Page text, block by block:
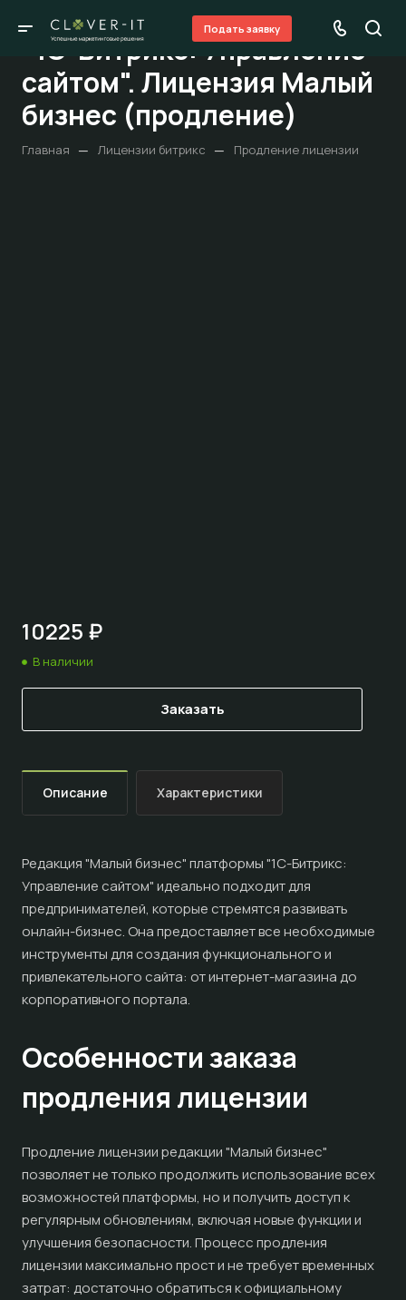
Подать заявку
"1С-Битрикс: Управление
сайтом". Лицензия Малый
бизнес (продление)
Главная — Лицензии битрикс — Продление лицензии
10225 ₽
В наличии
Заказать
Описание Характеристики
Редакция "Малый бизнес" платформы "1С-Битрикс:
Управление сайтом" идеально подходит для
предпринимателей, которые стремятся развивать
онлайн-бизнес. Она предоставляет все необходимые
инструменты для создания функционального и
привлекательного сайта: от интернет-магазина до
корпоративного портала.
Особенности заказа
продления лицензии
Продление лицензии редакции "Малый бизнес"
позволяет не только продолжить использование всех
возможностей платформы, но и получить доступ к
регулярным обновлениям, включая новые функции и
улучшения безопасности. Процесс продления
лицензии максимально прост и не требует временных
затрат: достаточно обратиться к официальному